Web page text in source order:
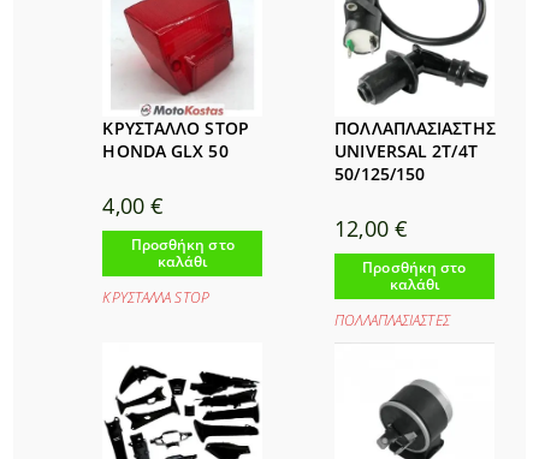
ΚΡΥΣΤΑΛΛΟ STOP
HONDA GLX 50
4,00 €
Προσθήκη στο
καλάθι
ΚΡΥΣΤΑΛΛΑ STOP
ΠΟΛΛΑΠΛΑΣΙΑΣΤΗΣ
UNIVERSAL 2T/4T
50/125/150
12,00 €
Προσθήκη στο
καλάθι
ΠΟΛΛΑΠΛΑΣΙΑΣΤΕΣ